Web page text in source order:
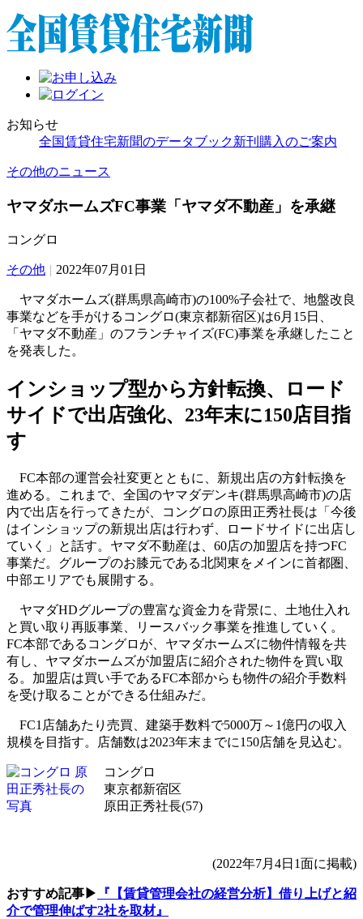
お知らせ
全国賃貸住宅新聞のデータブック新刊購入のご案内
その他のニュース
ヤマダホームズFC事業「ヤマダ不動産」を承継
コングロ
その他 | 2022年07月01日
ヤマダホームズ(群馬県高崎市)の100%子会社で、地盤改良
事業などを手がけるコングロ(東京都新宿区)は6月15日、
「ヤマダ不動産」のフランチャイズ(FC)事業を承継したこと
を発表した。
インショップ型から方針転換、ロード
サイドで出店強化、23年末に150店目指
す
FC本部の運営会社変更とともに、新規出店の方針転換を
進める。これまで、全国のヤマダデンキ(群馬県高崎市)の店
内で出店を行ってきたが、コングロの原田正秀社長は「今後
はインショップの新規出店は行わず、ロードサイドに出店し
ていく」と話す。ヤマダ不動産は、60店の加盟店を持つFC
事業だ。グループのお膝元である北関東をメインに首都圏、
中部エリアでも展開する。
ヤマダHDグループの豊富な資金力を背景に、土地仕入れ
と買い取り再販事業、リースバック事業を推進していく。
FC本部であるコングロが、ヤマダホームズに物件情報を共
有し、ヤマダホームズが加盟店に紹介された物件を買い取
る。加盟店は買い手であるFC本部からも物件の紹介手数料
を受け取ることができる仕組みだ。
FC1店舗あたり売買、建築手数料で5000万～1億円の収入
規模を目指す。店舗数は2023年末までに150店舗を見込む。
コングロ
東京都新宿区
原田正秀社長(57)
(2022年7月4日1面に掲載)
おすすめ記事▶
『【賃貸管理会社の経営分析】借り上げと紹
介で管理伸ばす2社を取材』